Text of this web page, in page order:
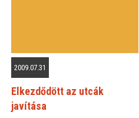
2009.07.31
Elkezdődött az utcák
javítása